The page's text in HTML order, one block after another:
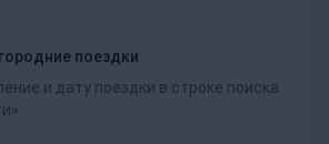
поездки
и дату поездки в строке поиска